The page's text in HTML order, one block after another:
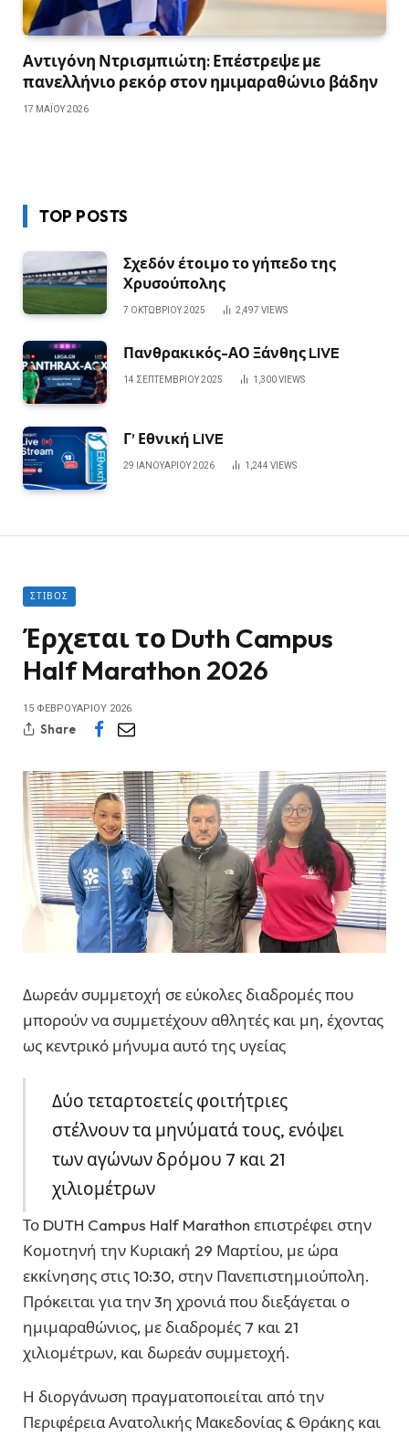
Αντιγόνη Ντρισμπιώτη: Επέστρεψε με
πανελλήνιο ρεκόρ στον ημιμαραθώνιο βάδην
17 ΜΑΪ́ΟΥ 2026
TOP POSTS
Σχεδόν έτοιμο το γήπεδο της
Χρυσούπολης
7 ΟΚΤΩΒΡΊΟΥ 2025 2,497 VIEWS
Πανθρακικός-ΑΟ Ξάνθης LIVE
14 ΣΕΠΤΕΜΒΡΊΟΥ 2025 1,300VIEWS
Γ’ Εθνική LIVE
29 ΙΑΝΟΥΑΡΊΟΥ 2026 1,244 VIEWS
ΣΤΊΒΟΣ
Έρχεται το Duth Campus
Half Marathon 2026
15 ΦΕΒΡΟΥΑΡΊΟΥ 2026
Share
Δωρεάν συμμετοχή σε εύκολες διαδρομές που
μπορούν να συμμετέχουν αθλητές και μη, έχοντας
ως κεντρικό μήνυμα αυτό της υγείας
Δύο τεταρτοετείς φοιτήτριες
στέλνουν τα μηνύματά τους, ενόψει
των αγώνων δρόμου 7 και 21
χιλιομέτρων
Το DUTH Campus Half Marathon επιστρέφει στην
Κομοτηνή την Κυριακή 29 Μαρτίου, με ώρα
εκκίνησης στις 10:30, στην Πανεπιστημιούπολη.
Πρόκειται για την 3η χρονιά που διεξάγεται ο
ημιμαραθώνιος, με διαδρομές 7 και 21
χιλιομέτρων, και δωρεάν συμμετοχή.
Η διοργάνωση πραγματοποιείται από την
Περιφέρεια Ανατολικής Μακεδονίας & Θράκης και